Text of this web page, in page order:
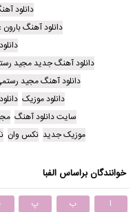
دانلود
دانلود آهنگ
دانلود آهنگ جدید مجید
دانلود آهنگ مجید
دانلود موزیک
سایت دانلود آهنگ
موزیک جدید نکس وان
خوانندگان براساس الفبا
ا ب پ